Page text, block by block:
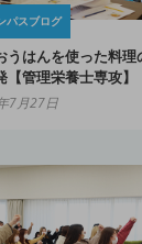
パスブログ
うはんを使った料理
【管理栄養士専攻】
7月27日